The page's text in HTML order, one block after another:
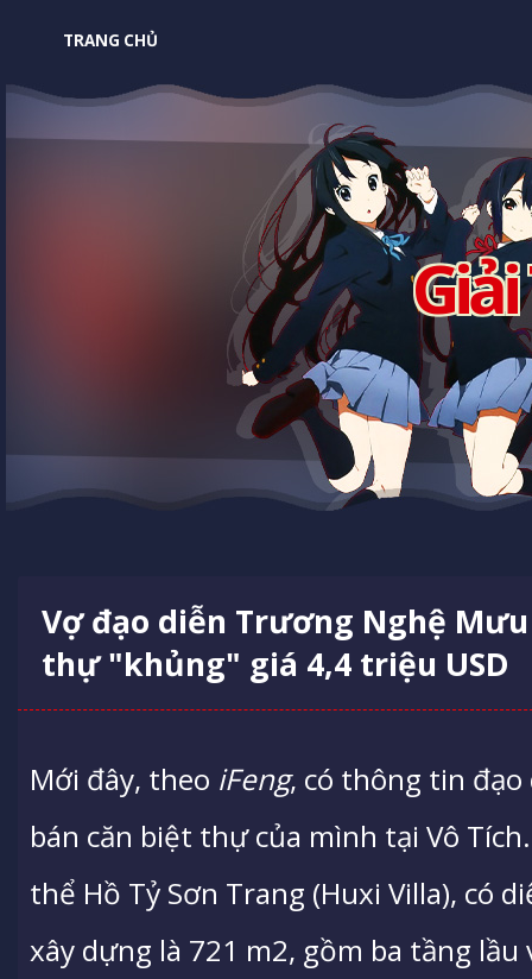
TRANG CHỦ
Vợ đạo diễn Trương Nghệ
thự "khủng" giá 4,4 triệu USD
Mới đây, theo iFeng, có thông tin
bán căn biệt thự của mình tại Vô
thể Hồ Tỷ Sơn Trang (Huxi Villa), có
xây dựng là 721 m2, gồm ba tầng